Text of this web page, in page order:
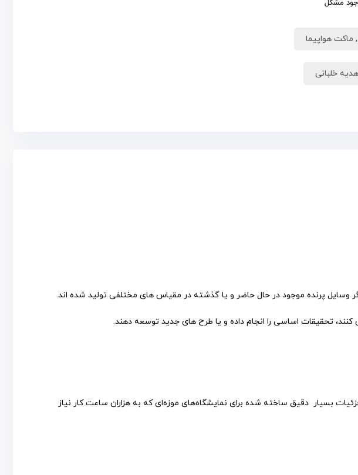
مشکل
, ماکت هواپیما
هدیه خلبانی
پرنده موجود در حال حاضر و یا گذشته در مقیاس های مختلفی تولید شده اند.
کنند، تحقیقات اساسی را انجام داده و یا طرح های جدید توسعه دهند.
بسیار دقیق ساخته شده برای نمایشگاه‌های موزه‌ای که به هزاران ساعت کار نیاز